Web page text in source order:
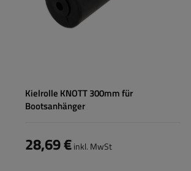
Kielrolle KNOTT 300mm für
Bootsanhänger
28,69 €inkl. MwSt